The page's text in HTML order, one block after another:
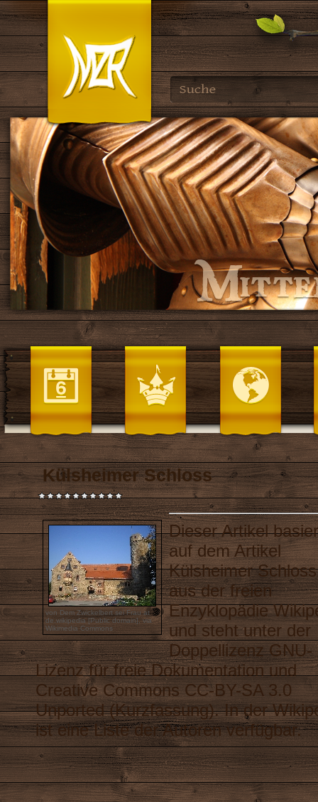
Külsheimer Schloss
von Dem Zwickelbert sei Frau at
de.wikipedia [Public domain], via
Wikimedia Commons
Dieser Artikel
auf dem Artikel
Külsheimer Schloss
aus der freien
Enzyklopädie
und steht unter der
DoppellizenzGNU-
Lizenz für freie Dokumentationund
Creative Commons CC-BY-SA 3.0
Unported(Kurzfassung). In der
ist eineListe der Autorenverfügbar.